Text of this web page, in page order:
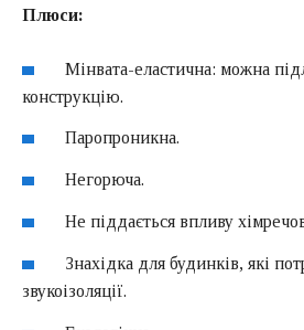
Плюси:
Мінвата-еластична: можна
конструкцію.
Паропроникна.
Негорюча.
Не піддається впливу
Знахідка для будинків, які
звукоізоляції.